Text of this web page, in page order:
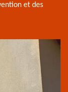
et des